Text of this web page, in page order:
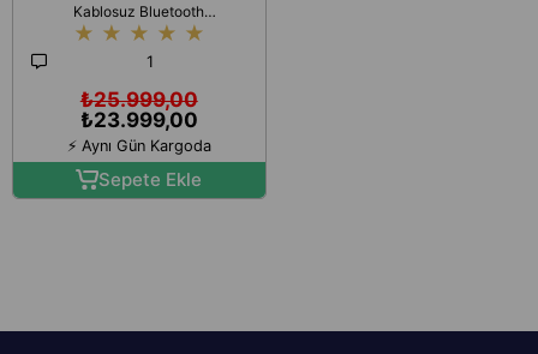
Kablosuz Bluetooth
Hoparlör,Yüksek Ses
Kalitesi,Derin Bas Performansı
★ ★ ★ ★ ★
1
₺23.999,00
₺25.999,00
Sepete Ekle
⚡ Aynı Gün Kargoda